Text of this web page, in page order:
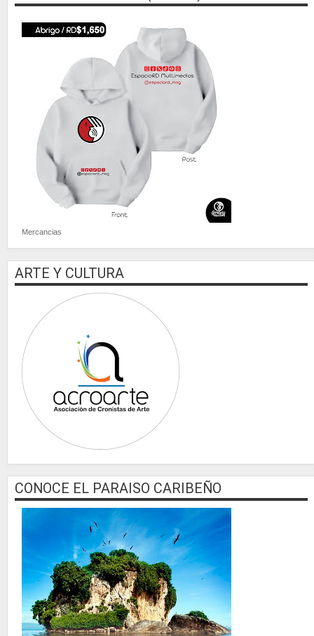
Mercancias
ARTE Y CULTURA
CONOCE EL PARAISO CARIBEÑO